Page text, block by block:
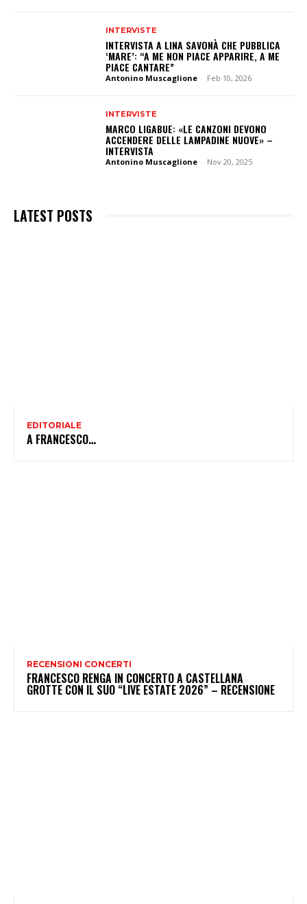
INTERVISTE
INTERVISTA A LINA SAVONÀ CHE PUBBLICA
‘MARE’: “A ME NON PIACE APPARIRE, A ME
PIACE CANTARE”
Antonino Muscaglione - Feb 10, 2026
INTERVISTE
MARCO LIGABUE: «LE CANZONI DEVONO
ACCENDERE DELLE LAMPADINE NUOVE» –
INTERVISTA
Antonino Muscaglione - Nov 20, 2025
LATEST POSTS
EDITORIALE
A FRANCESCO…
RECENSIONI CONCERTI
FRANCESCO RENGA IN CONCERTO A CASTELLANA
GROTTE CON IL SUO “LIVE ESTATE 2026” – RECENSIONE